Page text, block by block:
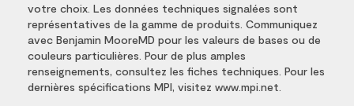
votre choix. Les données techniques signalées sont
représentatives de la gamme de produits. Communiquez
avec Benjamin MooreMD pour les valeurs de bases ou de
couleurs particulières. Pour de plus amples
renseignements, consultez les fiches techniques. Pour les
dernières spécifications MPI, visitez www.mpi.net.